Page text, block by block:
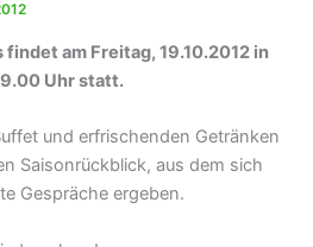
am Freitag, 19.10.2012 in
Uhr statt.
und erfrischenden Getränken
Saisonrückblick, aus dem sich
Gespräche ergeben.